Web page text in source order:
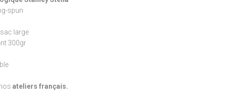
spun
large
300gr
ateliers français.